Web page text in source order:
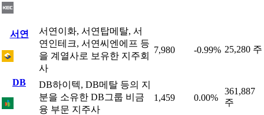
서연
서연이화, 서연탑메탈, 서
연인테크, 서연씨엔에프 등
을 계열사로 보유한 지주회
사
7,980 -0.99% 25,280 주
DB
DB하이텍, DB메탈 등의 지
분을 소유한 DB그룹 비금
융 부문 지주사
1,459 0.00%
361,887
주